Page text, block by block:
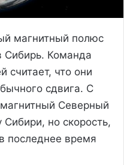
магнитный полюс
Сибирь. Команда
считает, что они
сдвига. С
Северный
но скорость,
последнее время